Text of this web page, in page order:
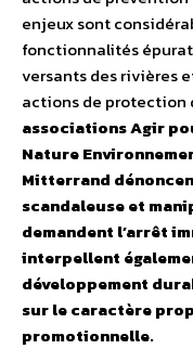
enjeux sont
fonctionnalités
versants des rivières
actions de protection
associations Agir
Nature
Mitterrand
scandaleuse et
demandent l’arrêt
interpellent
développement
sur le caractère
promotionnelle.